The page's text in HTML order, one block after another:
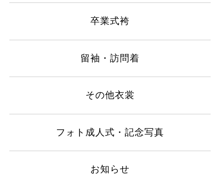
卒業式袴
留袖・訪問着
その他衣裳
フォト成人式・記念写真
お知らせ